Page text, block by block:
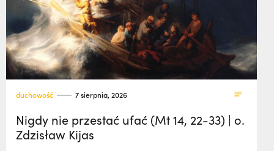
duchowość 7 sierpnia, 2026
Nigdy nie przestać ufać (Mt 14, 22-33) | o.
Zdzisław Kijas